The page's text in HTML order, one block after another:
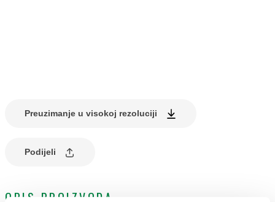
Preuzimanje u visokoj rezoluciji
Podijeli
OPIS PROIZVODA